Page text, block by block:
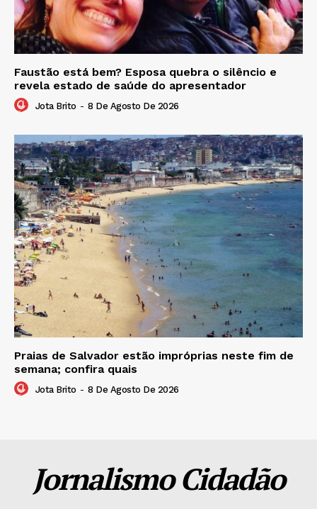
Faustão está bem? Esposa quebra o silêncio e
revela estado de saúde do apresentador
Jota Brito - 8 De Agosto De 2026
Praias de Salvador estão impróprias neste fim de
semana; confira quais
Jota Brito - 8 De Agosto De 2026
Jornalismo Cidadão